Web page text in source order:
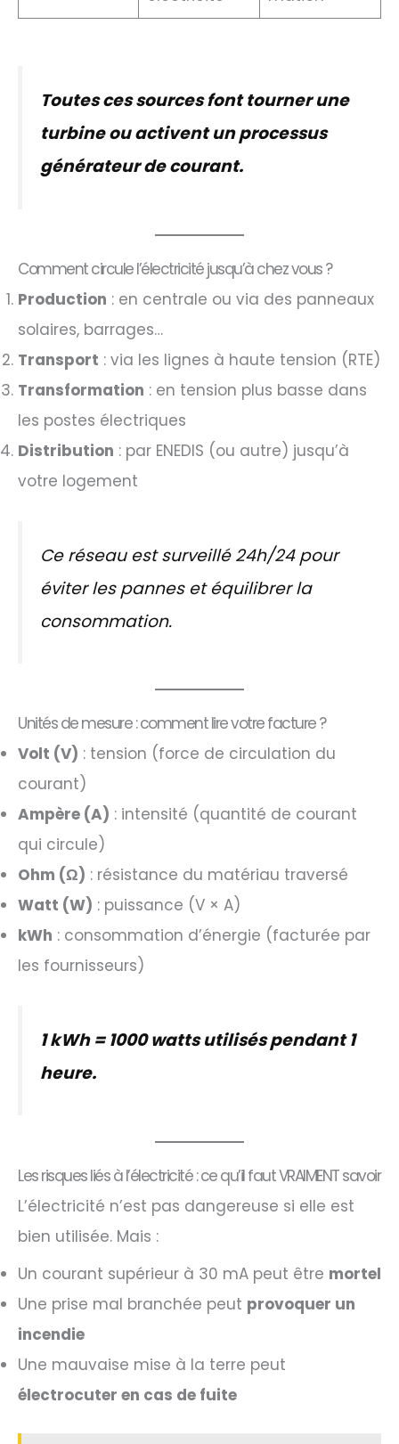
Toutes ces sources font tourner une
turbine ou activent un processus
générateur de courant.
Comment circule l’électricité jusqu’à chez vous ?
Production : en centrale ou via des panneaux
solaires, barrages…
Transport : via les lignes à haute tension (RTE)
Transformation : en tension plus basse dans
les postes électriques
Distribution : par ENEDIS (ou autre) jusqu’à
votre logement
Ce réseau est surveillé 24h/24 pour
éviter les pannes et équilibrer la
consommation.
Unités de mesure : comment lire votre facture ?
Volt (V) : tension (force de circulation du
courant)
Ampère (A) : intensité (quantité de courant
qui circule)
Ohm (Ω) : résistance du matériau traversé
Watt (W) : puissance (V × A)
kWh : consommation d’énergie (facturée par
les fournisseurs)
1 kWh = 1000 watts utilisés pendant 1
heure.
Les risques liés à l’électricité : ce qu’il faut VRAIMENT savoir
L’électricité n’est pas dangereuse si elle est
bien utilisée. Mais :
Un courant supérieur à 30 mA peut être mortel
Une prise mal branchée peut provoquer un
incendie
Une mauvaise mise à la terre peut
électrocuter en cas de fuite